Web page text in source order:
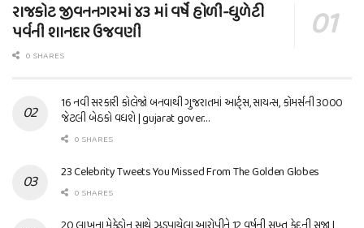
રાજકોટ જીવનનગરમાં ૪૩ માં વર્ષે હોળી-ધુળેટી
પર્વની શાનદાર ઉજવણી
0 SHARES
16 નવી સરકારી કોલેજો બનવાથી ગુજરાતમાં આર્ટ્સ, સાયન્સ, કોમર્સની 3000
જેટલી બેઠકો વધશે | gujarat gover…
0 SHARES
23 Celebrity Tweets You Missed From The Golden Globes
0 SHARES